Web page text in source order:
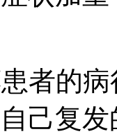
者的病
己复